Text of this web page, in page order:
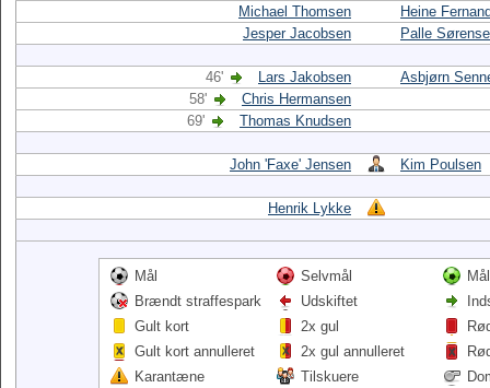
Michael Thomsen
Heine
Jesper Jacobsen
Palle
46' Lars Jakobsen
Asbjørn
58'
Chris Hermansen
69'
Thomas Knudsen
John 'Faxe' Jensen Kim Poulsen
Henrik Lykke
Mål Selvmål
Brændt straffespark
Udskiftet
Gult kort
2x gul
Gult kort annulleret
2x gul annulleret
Karantæne
Tilskuere